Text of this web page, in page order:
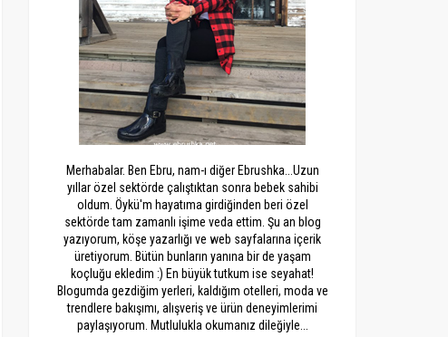
Merhabalar. Ben Ebru, nam-ı diğer Ebrushka...Uzun
yıllar özel sektörde çalıştıktan sonra bebek sahibi
oldum. Öykü'm hayatıma girdiğinden beri özel
sektörde tam zamanlı işime veda ettim. Şu an blog
yazıyorum, köşe yazarlığı ve web sayfalarına içerik
üretiyorum. Bütün bunların yanına bir de yaşam
koçluğu ekledim :) En büyük tutkum ise seyahat!
Blogumda gezdiğim yerleri, kaldığım otelleri, moda ve
trendlere bakışımı, alışveriş ve ürün deneyimlerimi
paylaşıyorum. Mutlulukla okumanız dileğiyle...